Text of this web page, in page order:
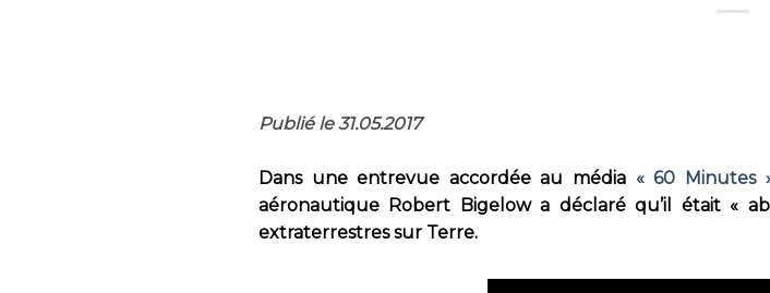
Publié le 31.05.2017
Dans une entrevue accordée au média « 60 Minutes
aéronautique Robert Bigelow a déclaré qu’il était «
extraterrestres sur Terre.